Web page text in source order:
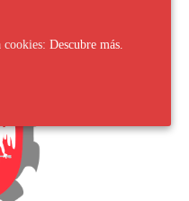
Descubre más.